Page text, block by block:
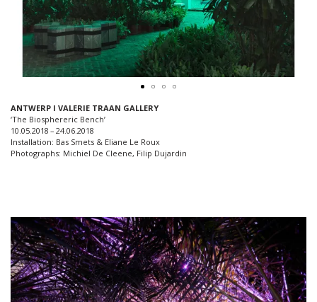
ANTWERP I VALERIE TRAAN GALLERY
‘The Biosphereric Bench’
10.05.2018 – 24.06.2018
Installation: Bas Smets & Eliane Le Roux
Photographs: Michiel De Cleene, Filip Dujardin